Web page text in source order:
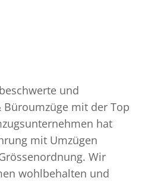
und
mit der Top
hat
mit Umzügen
Wir
wohlbehalten und